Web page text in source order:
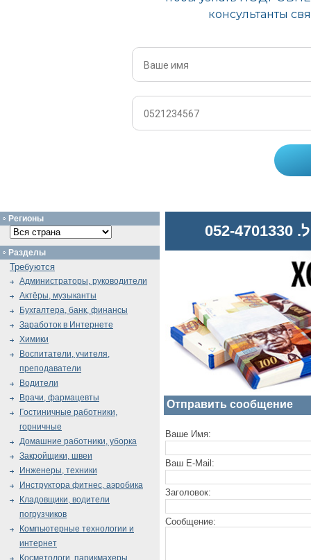
Отправить сообщение
Ваше Имя:
Ваш E-Mail:
Заголовок:
Сообщение:
Регионы
Разделы
Требуются
Администраторы, руководители
Актёры, музыканты
Бухгалтера, банк, финансы
Заработок в Интернете
Химики
Воспитатели, учителя,
преподаватели
Водители
Врачи, фармацевты
Гостиничные работники,
горничные
Домашние работники, уборка
Закройщики, швеи
Инженеры, техники
Инструктора фитнес, аэробика
Кладовщики, водители
погрузчиков
Компьютерные технологии и
интернет
Косметологи, парикмахеры